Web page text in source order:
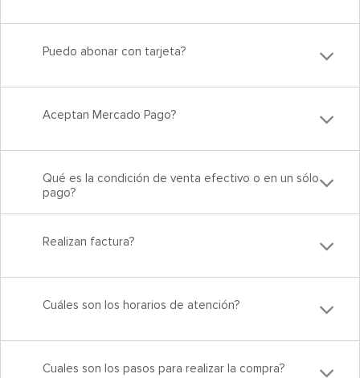
Puedo abonar con tarjeta?
Aceptan Mercado Pago?
Qué es la condición de venta efectivo o en un sólo
pago?
Realizan factura?
Cuáles son los horarios de atención?
Cuales son los pasos para realizar la compra?